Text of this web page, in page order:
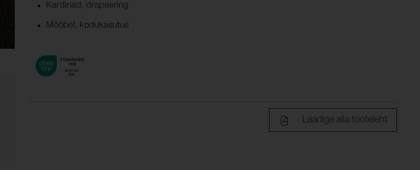
Kardinad, drapeering
Mööbel, kodukasutus
Laadige alla tooteleht